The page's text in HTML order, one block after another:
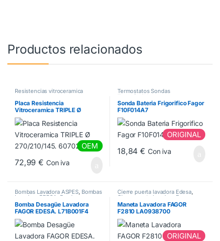
Productos relacionados
Resistencias vitroceramica
Placa Resistencia
Vitroceramica TRIPLE Ø
270/210/145. 60702038
OEM
72,99€ Con iva
Termostatos Sondas
Termofusibles
Sonda Bateria Frigorifico Fagor
F10F014A7
ORIGINAL
18,84€ Con iva
Bombas Lavadora ASPES, Bombas
Lavadora EDESA Bombas
Lavadora FAGOR
Bomba Desagüe Lavadora
FAGOR EDESA. L71B001F4
Cierre puerta lavadora Edesa,
Cierre puerta lavadora Fagor
Maneta Lavadora FAGOR
F2810 LA0938700
ORIGINAL